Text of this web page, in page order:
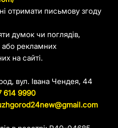
отримати письмову згоду
думок чи поглядів,
або рекламних
на сайті.
вул. Івана Чендея, 44
614 9990